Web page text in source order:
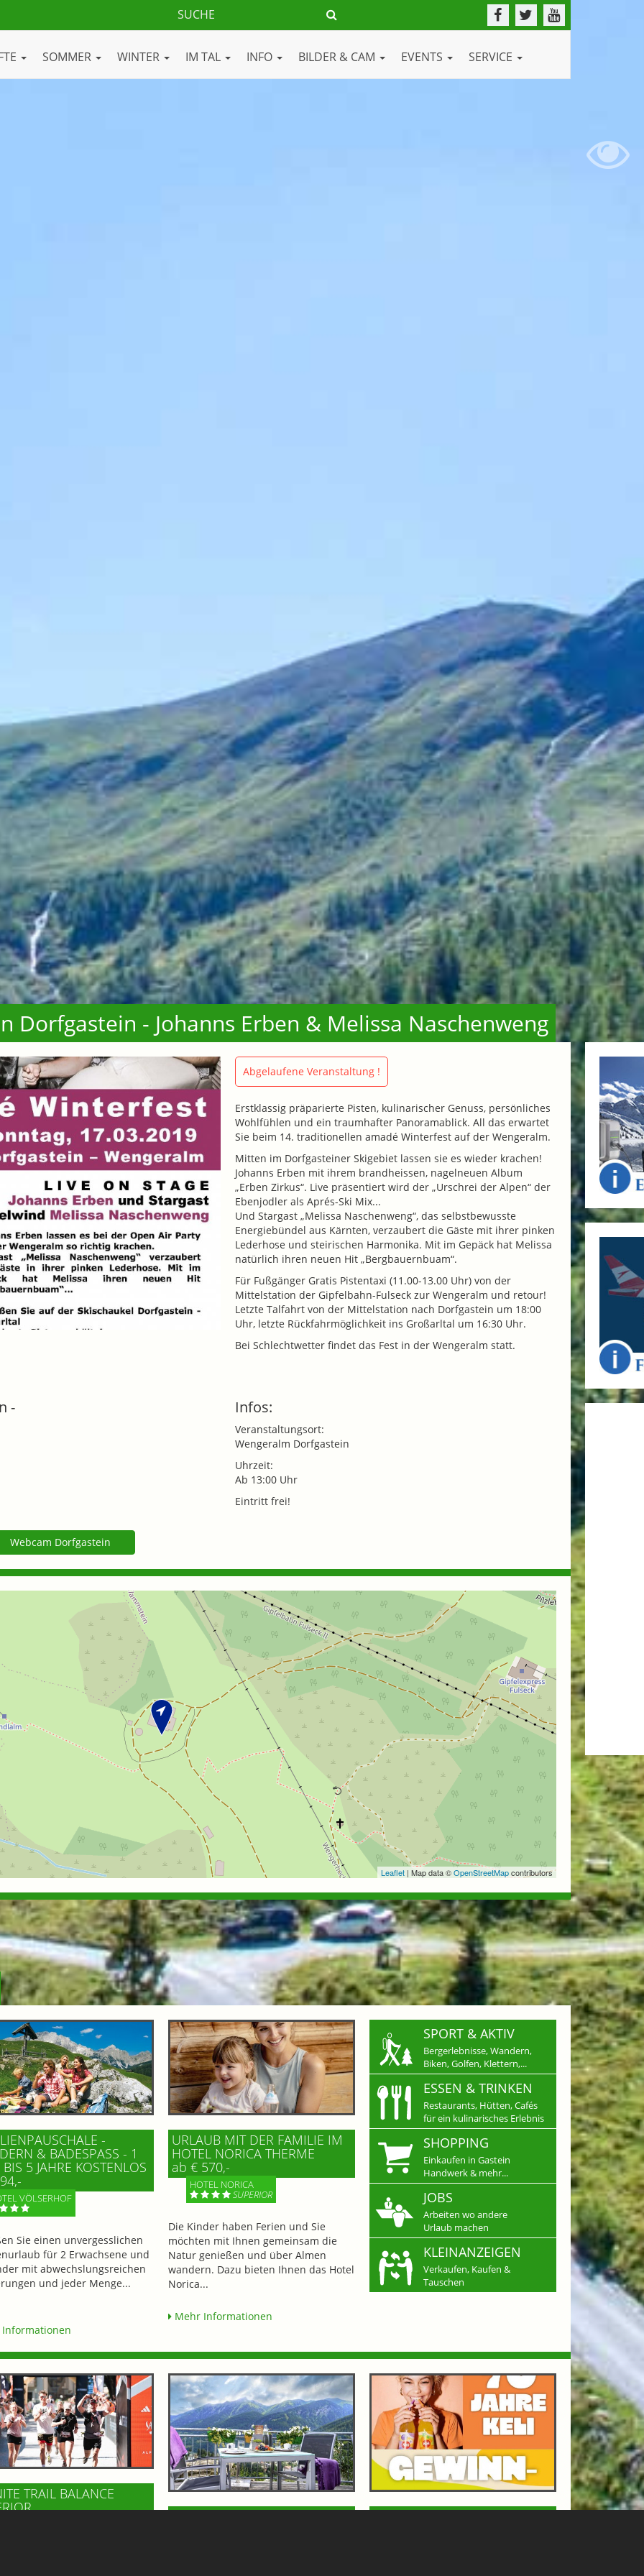
SOMMER WINTER IM TAL INFO BILDER & CAM EVENTS SERVICE
Dorfgastein - Johanns Erben & Melissa Naschenweng
Abgelaufene Veranstaltung !
Erstklassig präparierte Pisten, kulinarischer Genuss, persönliches
Wohlfühlen und ein traumhafter Panoramablick. All das erwartet
Sie beim 14. traditionellen amadé Winterfest auf der Wengeralm.
Mitten im Dorfgasteiner Skigebiet lassen sie es wieder krachen!
Johanns Erben mit ihrem brandheissen, nagelneuen Album
„Erben Zirkus“. Live präsentiert wird der „Urschrei der Alpen“ der
Ebenjodler als Aprés-Ski Mix...
Und Stargast „Melissa Naschenweng“, das selbstbewusste
Energiebündel aus Kärnten, verzaubert die Gäste mit ihrer pinken
Lederhose und steirischen Harmonika. Mit im Gepäck hat Melissa
natürlich ihren neuen Hit „Bergbauernbuam“.
Für Fußgänger Gratis Pistentaxi (11.00-13.00 Uhr) von der
Mittelstation der Gipfelbahn-Fulseck zur Wengeralm und retour!
Letzte Talfahrt von der Mittelstation nach Dorfgastein um 18:00
Uhr, letzte Rückfahrmöglichkeit ins Großarltal um 16:30 Uhr.
Bei Schlechtwetter findet das Fest in der Wengeralm statt.
- Infos:
Veranstaltungsort:
Wengeralm Dorfgastein
Uhrzeit:
Ab 13:00 Uhr
Eintritt frei!
Webcam Dorfgastein
Leaflet | Map data ©OpenStreetMapcontributors
-
& BADESPASS - 1 K
5 JAHRE KOSTENLOS
VÖLSERHOF
Sie einen unvergesslichen
für 2 Erwachsene und
mit abwechslungsreichen
und jeder Menge...
URLAUB MIT DER FAMILIE IM
HOTEL NORICA THERME
ab € 570,-
HOTEL NORICA
SUPERIOR
Die Kinder haben Ferien und Sie
möchten mit Ihnen gemeinsam die
Natur genießen und über Almen
wandern. Dazu bieten Ihnen das Hotel
Norica...
Mehr Informationen
SPORT & AKTIV
Bergerlebnisse, Wandern,
Biken, Golfen, Klettern,...
ESSEN & TRINKEN
Restaurants, Hütten, Cafés
für ein kulinarisches Erlebnis
SHOPPING
Einkaufen in Gastein
Handwerk & mehr...
JOBS
Arbeiten wo andere
Urlaub machen
KLEINANZEIGEN
Verkaufen, Kaufen &
Tauschen
TRAIL BALANCE